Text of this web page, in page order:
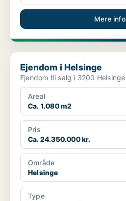
Mere info
Ejendom i Helsinge
Ejendom i Helsinge
Ejendom til salg i 3200 Helsinge
Areal
Ca. 1.080 m2
Pris
Ca. 24.350.000 kr.
Område
Helsinge
Type